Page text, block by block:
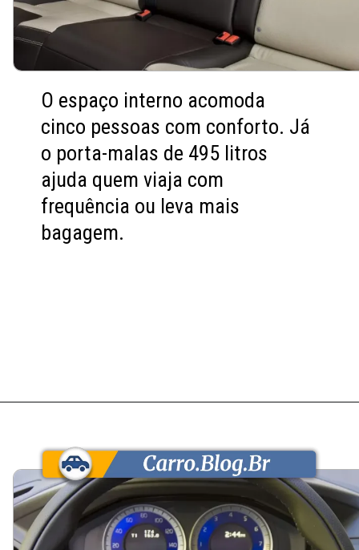
O espaço interno acomoda
cinco pessoas com conforto. Já
o porta-malas de 495 litros
ajuda quem viaja com
frequência ou leva mais
bagagem.